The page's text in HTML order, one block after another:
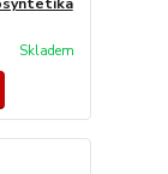
Skladem